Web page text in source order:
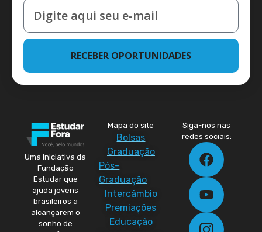
RECEBER OPORTUNIDADES
Uma iniciativa da
Fundação
Estudar que
ajuda jovens
brasileiros a
alcançarem o
sonho de
Mapa do site
Bolsas
Graduação
Pós-
Graduação
Intercâmbio
Premiações
Educação
Siga-nos nas
redes sociais: